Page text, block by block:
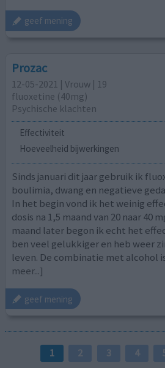
geef mening
Prozac
12-05-2021 | Vrouw | 19
fluoxetine (40mg)
Psychische klachten
Effectiviteit
Hoeveelheid bijwerkingen
Sinds januari dit jaar gebruik ik
boulimia, dwang en negatieve
In het begin vond ik het weinig
dosis na 1,5 maand van 20 naar 40
maand later begon ik echt het
ben veel gelukkiger en heb weer
leven. De combinatie met alcohol
meer...]
geef mening
1 2 3 4